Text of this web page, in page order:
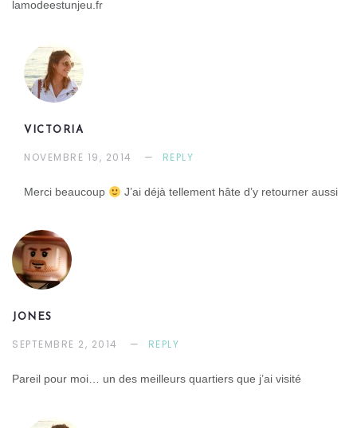
lamodeestunjeu.fr
VICTORIA
NOVEMBRE 19, 2014 REPLY
Merci beaucoup J’ai déjà tellement hâte d’y retourner aussi
JONES
SEPTEMBRE 2, 2014 REPLY
Pareil pour moi… un des meilleurs quartiers que j’ai visité